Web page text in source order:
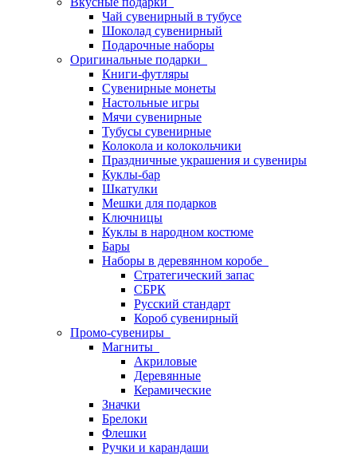
Чай сувенирный в тубусе
Шоколад сувенирный
Подарочные наборы
Оригинальные подарки
Книги-футляры
Сувенирные монеты
Настольные игры
Мячи сувенирные
Тубусы сувенирные
Колокола и колокольчики
Праздничные украшения и сувениры
Куклы-бар
Шкатулки
Мешки для подарков
Ключницы
Куклы в народном костюме
Бары
Наборы в деревянном коробе
Стратегический запас
СБРК
Русский стандарт
Короб сувенирный
Промо-сувениры
Магниты
Акриловые
Деревянные
Керамические
Значки
Брелоки
Флешки
Ручки и карандаши